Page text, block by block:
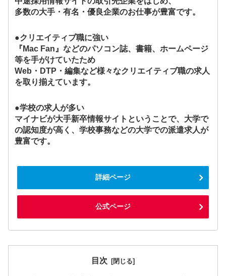
多数の大手・有名・優良企業のお仕事が豊富です。
●クリエイティブ職に強い
『Mac Fan』などのパソコン誌、書籍、ホームページ
等を手がけていたため
Web・DTP・編集など様々なクリエイティブ職の求人
を取り揃えています。
●学校の求人が多い
マイナビが大手新卒情報サイトということで、大学で
の認知度が高く、学校事務などの大学での派遣求人が
豊富です。
詳細ページ
公式ページ
目次